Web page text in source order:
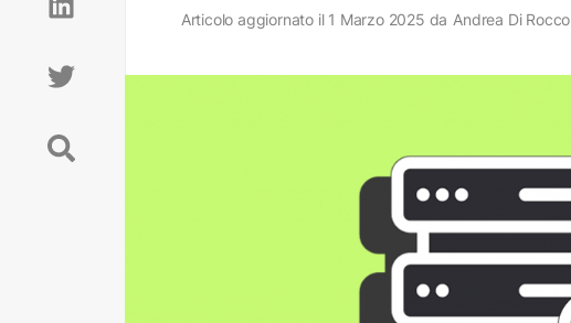
Articolo aggiornato il 1 Marzo 2025 da Andrea Di Rocco